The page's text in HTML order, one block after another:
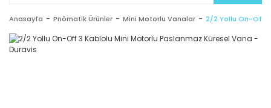
Anasayfa Pnömatik Ürünler Mini Motorlu Vanalar 2/2 Yollu On-Off